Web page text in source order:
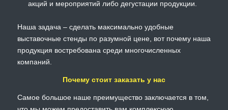
акций и мероприятий либо дегустации продукции.
Наша задача – сделать максимально удобные
выставочные стенды по разумной цене, вот почему наша
продукция востребована среди многочисленных
компаний.
Почему стоит заказать у нас
Самое большое наше преимущество заключается в том,